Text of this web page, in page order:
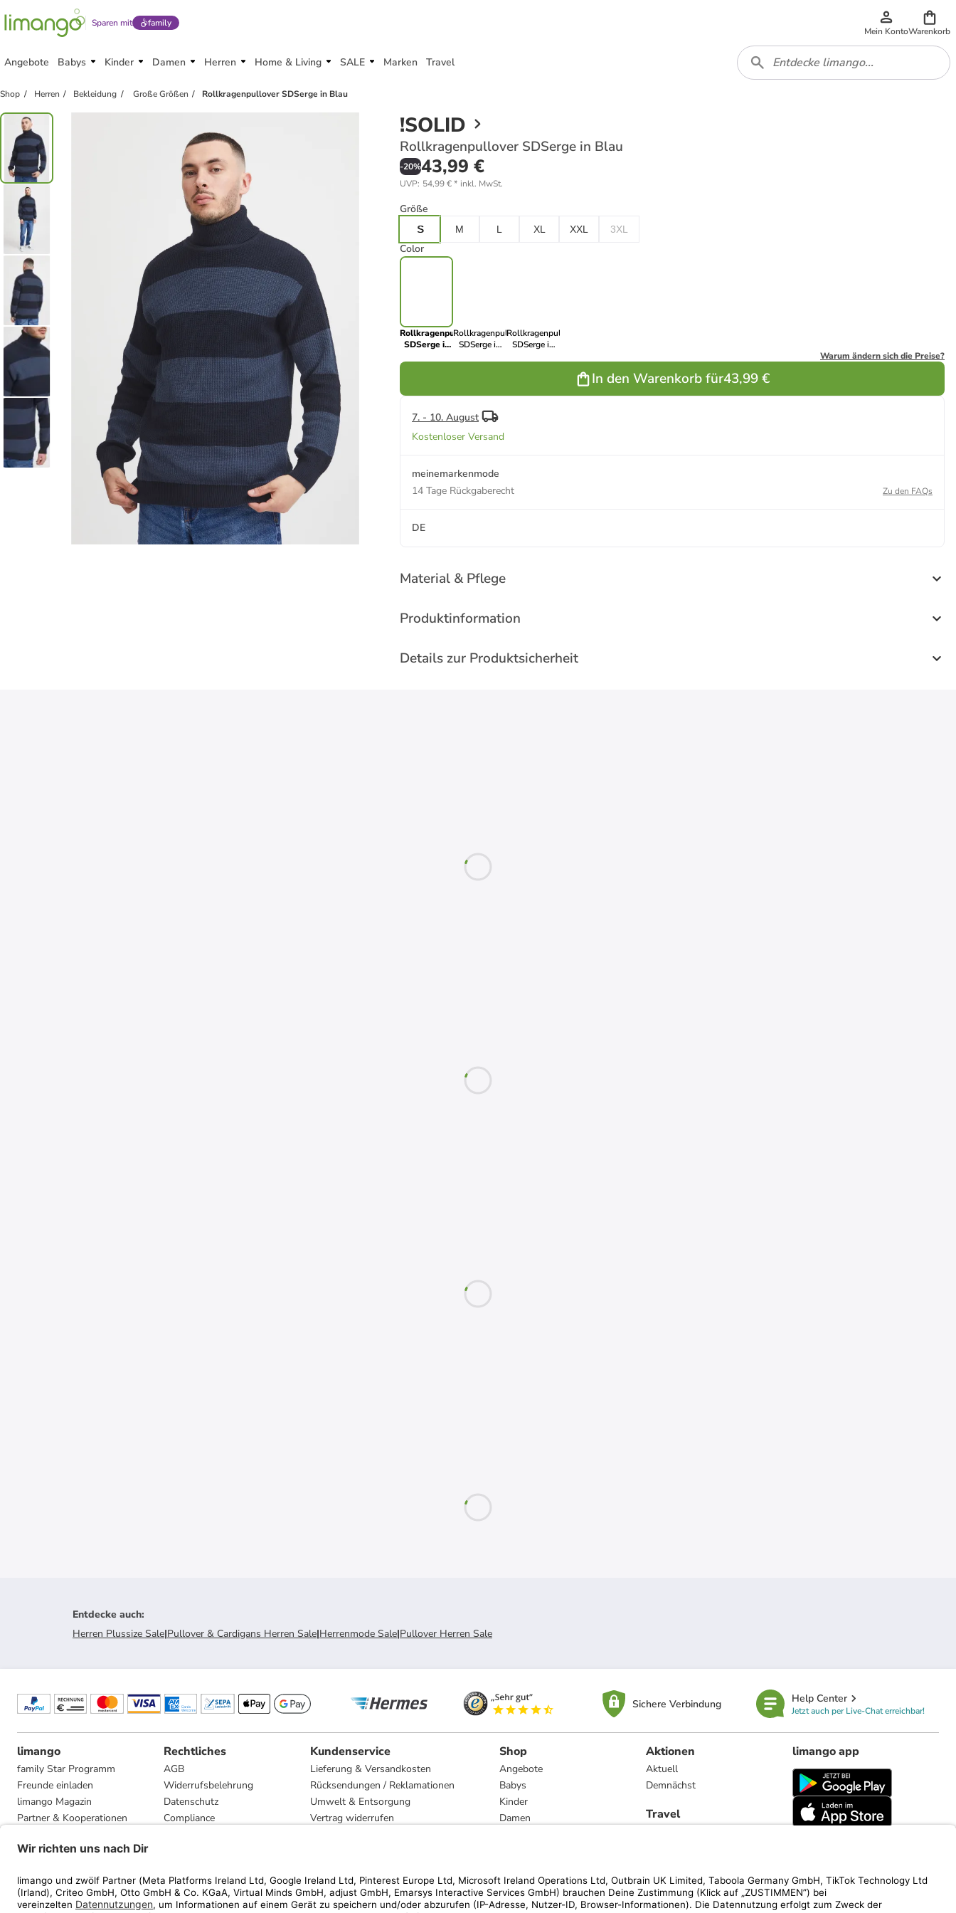
Sparen mit family
Mein KontoWarenkorb
Angebote Babys Kinder Damen Herren Home & Living SALE Marken Travel
Shop Herren Bekleidung Große Größen Rollkragenpullover SDSerge in Blau
!SOLID
Rollkragenpullover SDSerge in Blau
-20%43,99 €
UVP: 54,99 €* inkl. MwSt.
Größe
S M L XL XXL 3XL
Color
Rollkragenpullover
SDSerge in
Rollkragenpullover
SDSerge in
Rollkragenpullover
SDSerge in
Warum ändern sich die Preise?
In den Warenkorb für43,99 €
7. - 10. August
Kostenloser Versand
meinemarkenmode
14 Tage Rückgaberecht
Zu den FAQs
DE
Material & Pflege
Produktinformation
Details zur Produktsicherheit
Entdecke auch:
Herren Plussize Sale|Pullover & Cardigans Herren Sale|Herrenmode Sale|Pullover Herren Sale
Sichere Verbindung Help Center
Jetzt auch per Live-Chat erreichbar!
limango
family Star Programm
Freunde einladen
limango Magazin
Partner & Kooperationen
Presse
Rechtliches
AGB
Widerrufsbelehrung
Datenschutz
Compliance
Kundenservice
Lieferung & Versandkosten
Rücksendungen / Reklamationen
Umwelt & Entsorgung
Vertrag widerrufen
Shop
Angebote
Babys
Kinder
Damen
Marken
Aktionen
Aktuell
Demnächst
Travel
limango app